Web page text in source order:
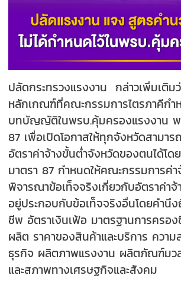
ปลัดกระทรวงแรงงาน กล่าวเพิ่มเติม
หลักเกณฑ์ที่คณะกรรมการไตรภาคีกำ
บทบัญญัติในพรบ.คุ้มครองแรงงาน พ
87 เพื่อเปิดโอกาสให้ทุกจังหวัดสามา
อัตราค่าจ้างขั้นต่ำจังหวัดของตนได้โด
มาตรา 87 กำหนดให้คณะกรรมการค่า
พิจารณาข้อเท็จจริงเกี่ยวกับอัตราค่าจ้
อยู่ประกอบกับข้อเท็จจริงอื่นโดยคำนึ
ชีพ อัตราเงินเฟ้อ มาตรฐานการครอ
ผลิต ราคาของสินค้าและบริการ ความ
ธุรกิจ ผลิตภาพแรงงาน ผลิตภัณฑ์มว
และสภาพทางเศรษฐกิจและสังคม